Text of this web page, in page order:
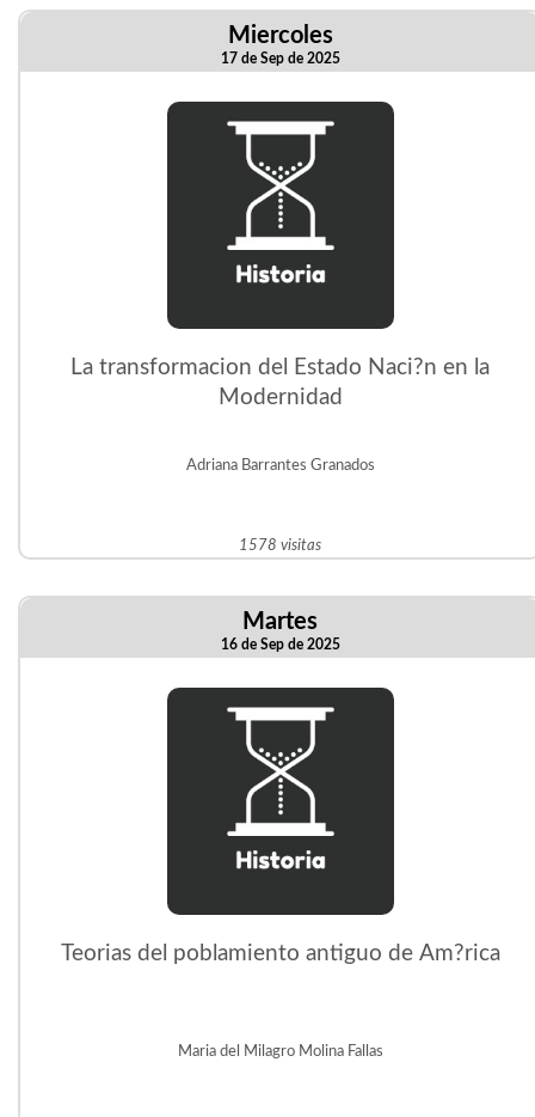
Miercoles
17 de Sep de 2025
La transformacion del Estado Naci?n en la
Modernidad
Adriana Barrantes Granados
1578 visitas
Martes
16 de Sep de 2025
Teorias del poblamiento antiguo de Am?rica
Maria del Milagro Molina Fallas